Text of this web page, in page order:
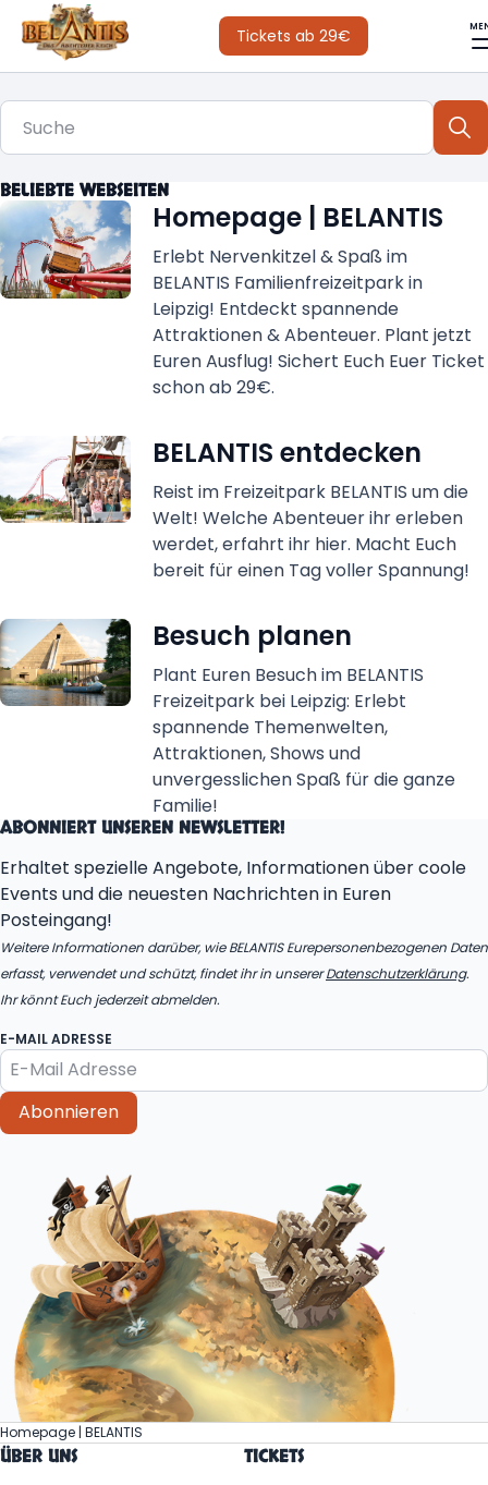
Tickets ab 29€
BELIEBTE WEBSEITEN
Homepage | BELANTIS
Erlebt Nervenkitzel & Spaß im
BELANTIS Familienfreizeitpark in
Leipzig! Entdeckt spannende
Attraktionen & Abenteuer. Plant jetzt
Euren Ausflug! Sichert Euch Euer Ticket
schon ab 29€.
BELANTIS entdecken
Reist im Freizeitpark BELANTIS um die
Welt! Welche Abenteuer ihr erleben
werdet, erfahrt ihr hier. Macht Euch
bereit für einen Tag voller Spannung!
Besuch planen
Plant Euren Besuch im BELANTIS
Freizeitpark bei Leipzig: Erlebt
spannende Themenwelten,
Attraktionen, Shows und
unvergesslichen Spaß für die ganze
Familie!
ABONNIERT UNSEREN NEWSLETTER!
Erhaltet spezielle Angebote, Informationen über coole
Events und die neuesten Nachrichten in Euren
Posteingang!
Weitere Informationen darüber, wie BELANTIS Eurepersonenbezogenen Daten
erfasst, verwendet und schützt, findet ihr in unsererDatenschutzerklärung.
Ihr könnt Euch jederzeit abmelden.
E-MAIL ADRESSE
Abonnieren
Homepage | BELANTIS
ÜBER UNS TICKETS